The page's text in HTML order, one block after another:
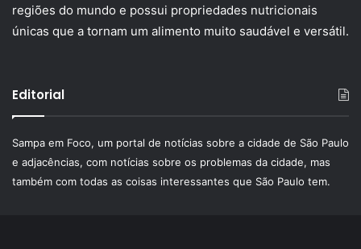
regiões do mundo e possui propriedades nutricionais
únicas que a tornam um alimento muito saudável e versátil.
Editorial
Sampa em Foco, um portal de notícias sobre a cidade de São Paulo
e adjacências, com notícias sobre os problemas da cidade, mas
também com todas as coisas interessantes que São Paulo tem.